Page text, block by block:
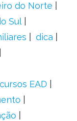
do Norte
Sul
dica
cursos EAD